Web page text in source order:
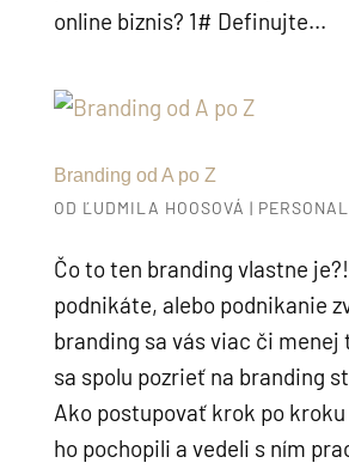
online biznis? 1# Definujte...
Branding od A po Z
OD ĽUDMILA HOOSOVÁ |
Čo to ten branding vlastne
podnikáte, alebo podnikanie
branding sa vás viac či menej
sa spolu pozrieť na branding
Ako postupovať krok po
ho pochopili a vedeli s ním